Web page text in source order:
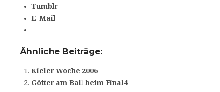
Tumblr
E-Mail
Ähnliche Beiträge:
Kieler Woche 2006
Götter am Ball beim Final4